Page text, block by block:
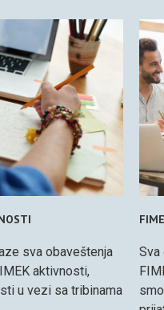
sva obaveštenja
aktivnosti,
u vezi sa tribinama
Sva